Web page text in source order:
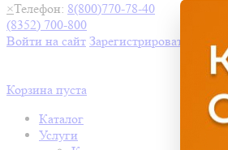
×Телефон: 8(800)770-78-40
(8352) 700-800
Войти на сайт Зарегистрироваться
Корзина пуста
Каталог
Услуги